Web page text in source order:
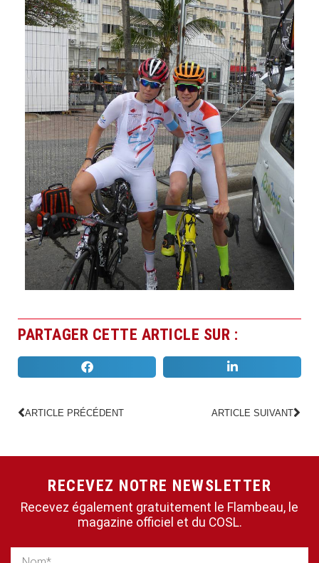
PARTAGER CETTE ARTICLE SUR :
ARTICLE PRÉCÉDENT ARTICLE SUIVANT
RECEVEZ NOTRE NEWSLETTER
Recevez également gratuitement le Flambeau, le
magazine officiel et du COSL.